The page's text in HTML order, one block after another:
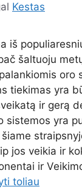
Kestas
iš
šaltuoju
oro
tiekimas yra
ir gerą
sistemos yra
jos veikia ir
ir
toliau